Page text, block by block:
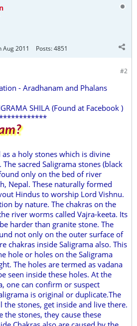
Aug 2011 Posts:4851
#2
- Aradhanam and Phalans
SHILA (Found at Facebook )
a holy stones which is divine
sacred Saligrama stones (black
only on the bed of river
Nepal. These naturally formed
Hindus to worship Lord Vishnu.
by nature. The chakras on the
river worms called Vajra-keeta. Its
harder than granite stone. The
not only on the outer surface of
chakras inside Saligrama also. This
hole or holes on the Saligrama
The holes are termed as vadana
seen inside these holes. At the
one can confirm or suspect
is original or duplicate.The
stones, get inside and live there.
the stones, they cause these